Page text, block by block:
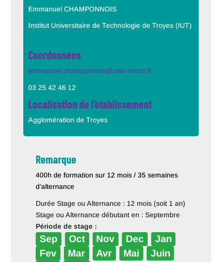
Emmanuel CHAMPONNOIS
Institut Universitaire de Technologie de Troyes (IUT)
Coordonnées
emmanuel.champonnois@univ-reims.fr
03 25 42 46 12
Localisation de l’établissement
Agglomération de Troyes
Remarque
400h de formation sur 12 mois / 35 semaines
d’alternance
Durée Stage ou Alternance : 12 mois (soit 1 an)
Stage ou Alternance débutant en : Septembre
Période de stage :
Sep Oct Nov Dec
Jan
Fev
Mar Avr Mai
Juin